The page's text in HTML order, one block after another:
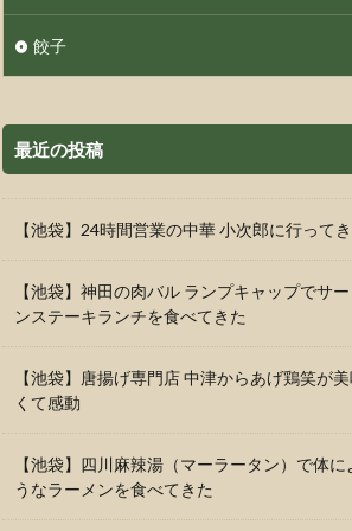
餃子
最近の投稿
【池袋】24時間営業の中華 小次郎に行って
【池袋】神田の肉バル ランプキャップでサ
ンステーキランチを食べてきた
【池袋】唐揚げ専門店 中津からあげ鶏笑が
くて感動
【池袋】四川麻辣湯（マーラータン）で体に
うなラーメンを食べてきた